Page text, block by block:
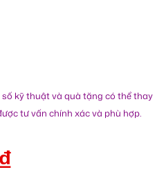
kỹ thuật và quà tặng có thể thay
tư vấn chính xác và phù hợp.
₫